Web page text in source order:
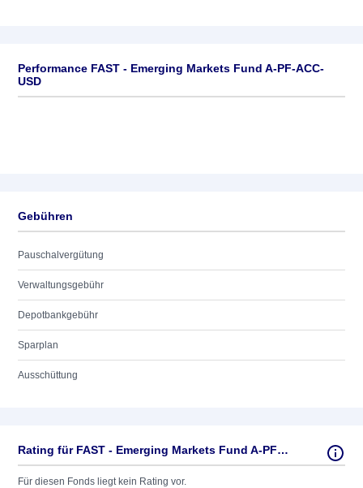
Performance FAST - Emerging Markets Fund A-PF-ACC-
USD
Gebühren
Pauschalvergütung
Verwaltungsgebühr
Depotbankgebühr
Sparplan
Ausschüttung
Rating für FAST - Emerging Markets Fund A-PF-ACC-USD
Für diesen Fonds liegt kein Rating vor.